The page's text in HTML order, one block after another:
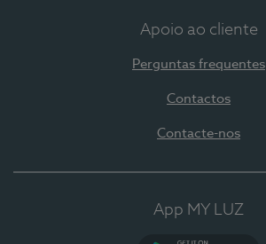
Apoio ao cliente
Perguntas frequentes
Contactos
Contacte-nos
App MY LUZ